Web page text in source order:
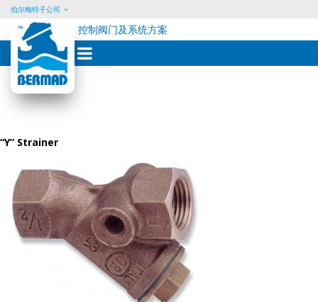
Skip
content
伯尔梅特子公司
控制阀门及系统方案
“Y” Strainer